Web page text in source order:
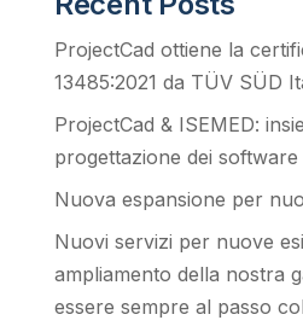
ProjectCad ottiene la
13485:2021 da TÜV SÜD
ProjectCad & ISEMED:
progettazione dei software
Nuova espansione per
Nuovi servizi per nuove
ampliamento della nostra
essere sempre al passo